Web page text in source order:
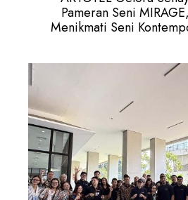
Pameran Seni
Menikmati Seni